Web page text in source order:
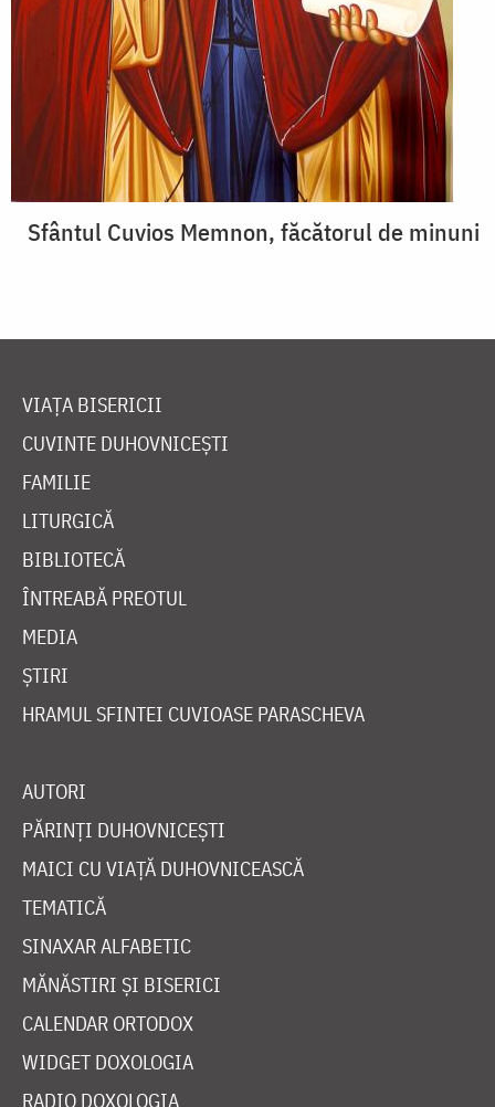
Sfântul Cuvios Memnon, făcătorul de minuni
VIAȚA BISERICII
CUVINTE DUHOVNICEȘTI
FAMILIE
LITURGICĂ
BIBLIOTECĂ
ÎNTREABĂ PREOTUL
MEDIA
ȘTIRI
HRAMUL SFINTEI CUVIOASE PARASCHEVA
AUTORI
PĂRINȚI DUHOVNICEȘTI
MAICI CU VIAȚĂ DUHOVNICEASCĂ
TEMATICĂ
SINAXAR ALFABETIC
MĂNĂSTIRI ȘI BISERICI
CALENDAR ORTODOX
WIDGET DOXOLOGIA
RADIO DOXOLOGIA